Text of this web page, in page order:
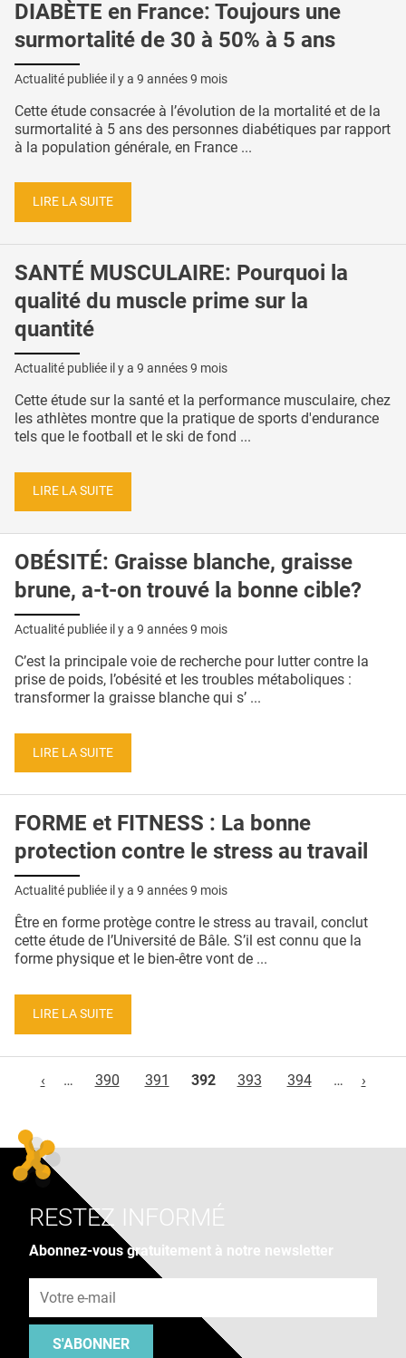
DIABÈTE en France: Toujours une
surmortalité de 30 à 50% à 5 ans
Actualité publiée il y a 9 années 9 mois
Cette étude consacrée à l’évolution de la mortalité et de la
surmortalité à 5 ans des personnes diabétiques par rapport
à la population générale, en France ...
LIRE LA SUITE
SANTÉ MUSCULAIRE: Pourquoi la
qualité du muscle prime sur la
quantité
Actualité publiée il y a 9 années 9 mois
Cette étude sur la santé et la performance musculaire, chez
les athlètes montre que la pratique de sports d'endurance
tels que le football et le ski de fond ...
LIRE LA SUITE
OBÉSITÉ: Graisse blanche, graisse
brune, a-t-on trouvé la bonne cible?
Actualité publiée il y a 9 années 9 mois
C’est la principale voie de recherche pour lutter contre la
prise de poids, l’obésité et les troubles métaboliques :
transformer la graisse blanche qui s’ ...
LIRE LA SUITE
FORME et FITNESS : La bonne
protection contre le stress au travail
Actualité publiée il y a 9 années 9 mois
Être en forme protège contre le stress au travail, conclut
cette étude de l’Université de Bâle. S’il est connu que la
forme physique et le bien-être vont de ...
LIRE LA SUITE
‹
… 390 391 392 393 394 … ›
RESTEZ INFORMÉ
Abonnez-vous gratuitement à notre newsletter
S'ABONNER